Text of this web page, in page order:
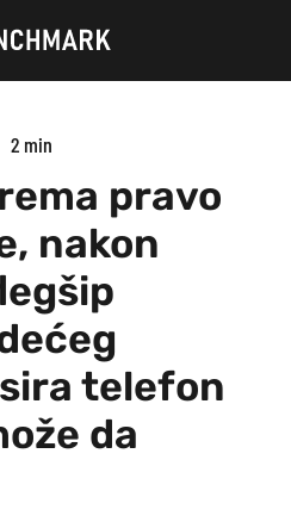
2 min
pravo
nakon
telefon
da